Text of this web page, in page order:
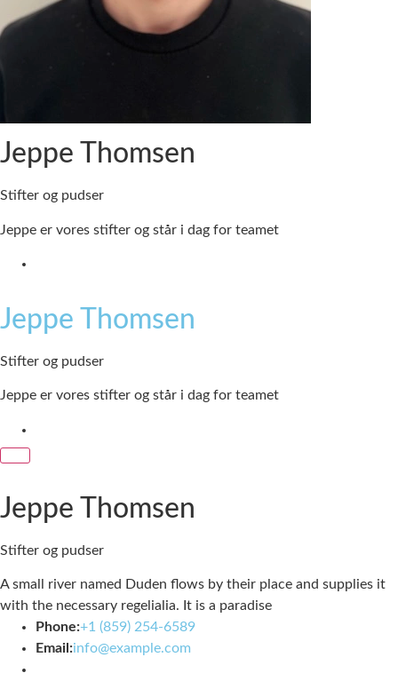
Jeppe Thomsen
Stifter og pudser
Jeppe er vores stifter og står i dag for teamet
Jeppe Thomsen
Stifter og pudser
Jeppe er vores stifter og står i dag for teamet
Jeppe Thomsen
Stifter og pudser
A small river named Duden flows by their place and supplies it
with the necessary regelialia. It is a paradise
Phone:+1 (859) 254-6589
Email:info@example.com